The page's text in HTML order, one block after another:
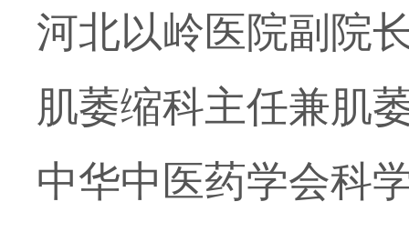
河北以岭医院副院
肌萎缩科主任兼肌
中华中医药学会科